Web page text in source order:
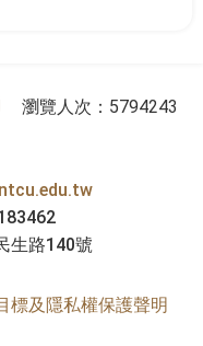
瀏覽人次：5794243
系
信箱
生路140號
標及隱私權保護聲明